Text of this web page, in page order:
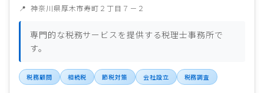
神奈川県厚木市寿町２丁目７－２
専門的な税務サービスを提供する税理士事務所で
す。
税務顧問 相続税 節税対策 会社設立 税務調査